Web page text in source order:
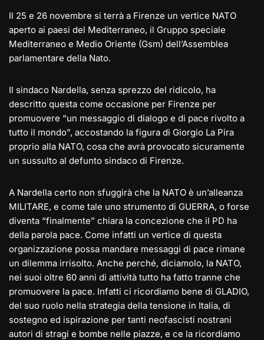
Il 25 e 26 novembre si terrà a Firenze un vertice NATO
aperto ai paesi del Mediterraneo, il Gruppo speciale
Mediterraneo e Medio Oriente (Gsm) dell’Assemblea
parlamentare della Nato.
Il sindaco Nardella, senza sprezzo del ridicolo, ha
descritto questa come occasione per Firenze per
promuovere “un messaggio di dialogo e di pace rivolto a
tutto il mondo”, accostando la figura di Giorgio La Pira
proprio alla NATO, cosa che avrà provocato sicuramente
un sussulto al defunto sindaco di Firenze.
A Nardella certo non sfuggirà che la NATO è un’alleanza
MILITARE, e come tale uno strumento di GUERRA, o forse
diventa “finalmente” chiara la concezione che il PD ha
della parola pace. Come infatti un vertice di questa
organizzazione possa mandare messaggi di pace rimane
un dilemma irrisolto. Anche perché, diciamolo, la NATO,
nei suoi oltre 60 anni di attività tutto ha fatto tranne che
promuovere la pace. Infatti ci ricordiamo bene di GLADIO,
del suo ruolo nella strategia della tensione in Italia, di
sostegno ed ispirazione per tanti neofascisti nostrani
autori di stragi e bombe nelle piazze, e ce la ricordiamo